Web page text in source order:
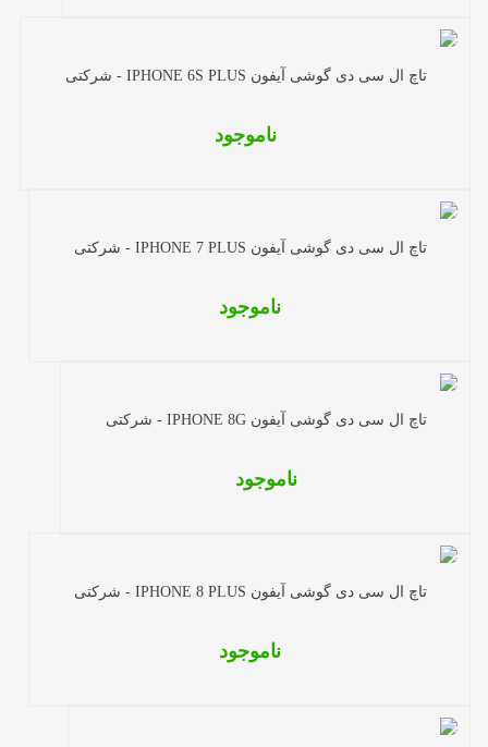
تاچ ال سی دی گوشی آیفون IPHONE 6S PLUS - شرکتی
ناموجود
تاچ ال سی دی گوشی آیفون IPHONE 7 PLUS - شرکتی
ناموجود
تاچ ال سی دی گوشی آیفون IPHONE 8G - شرکتی
ناموجود
تاچ ال سی دی گوشی آیفون IPHONE 8 PLUS - شرکتی
ناموجود